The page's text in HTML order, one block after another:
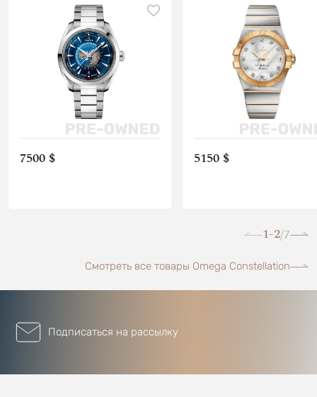
7500 $ 5150 $
1-2/7
Смотреть все товары Omega Constellation
Подписаться на рассылку